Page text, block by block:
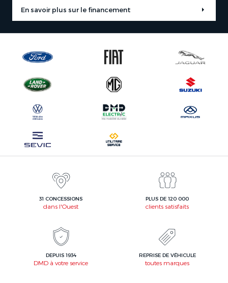
En savoir plus sur le financement
31 CONCESSIONS
dans l'Ouest
PLUS DE 120 000
clients satisfaits
DEPUIS 1934
DMD à votre service
REPRISE DE VÉHICULE
toutes marques